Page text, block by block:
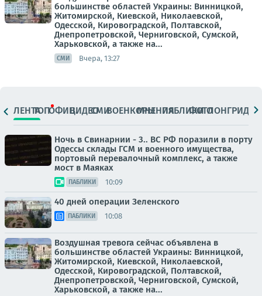
большинстве областей Украины: Винницкой,
Житомирской, Киевской, Николаевской,
Одесской, Кировоградской, Полтавской,
Днепропетровской, Черниговской, Сумской,
Харьковской, а также на...
СМИ Вчера, 13:27
ЛЕНТАТОПОФИЦ.ВИДЕОСМИВОЕНКОРЫМНЕНИЯПАБЛИКИ
ФОТОЛОНГРИДЫ
Ночь в Свинарнии - 3.. ВС РФ поразили в порту
Одессы склады ГСМ и военного имущества,
портовый перевалочный комплекс, а также
мост в Маяках
ПАБЛИКИ 10:09
40 дней операции Зеленского
ПАБЛИКИ 10:08
Воздушная тревога сейчас объявлена в
большинстве областей Украины: Винницкой,
Житомирской, Киевской, Николаевской,
Одесской, Кировоградской, Полтавской,
Днепропетровской, Черниговской, Сумской,
Харьковской, а также на...